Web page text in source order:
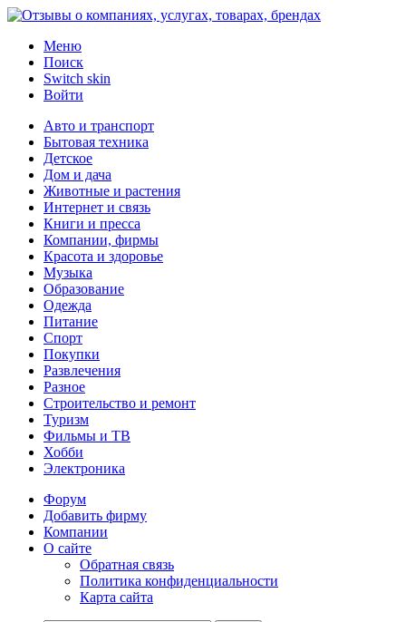
Меню
Поиск
Switch skin
Войти
Авто и транспорт
Бытовая техника
Детское
Дом и дача
Животные и растения
Интернет и связь
Книги и пресса
Компании, фирмы
Красота и здоровье
Музыка
Образование
Одежда
Питание
Спорт
Покупки
Развлечения
Разное
Строительство и ремонт
Туризм
Фильмы и ТВ
Хобби
Электроника
Форум
Добавить фирму
Компании
О сайте
Обратная связь
Политика конфиденциальности
Карта сайта